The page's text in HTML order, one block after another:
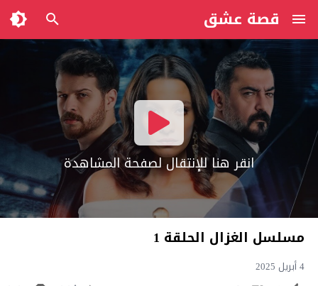
قصة عشق
انقر هنا للإنتقال لصفحة المشاهدة
مسلسل الغزال الحلقة 1
4 أبريل 2025